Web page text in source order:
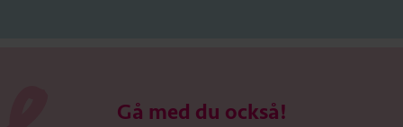
Gå med du också!